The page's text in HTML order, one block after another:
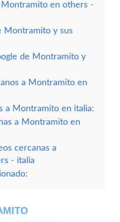
en others -
Montramito y sus
de Montramito y
a Montramito en
a Montramito en italia:
a Montramito en
cercanas a
- italia